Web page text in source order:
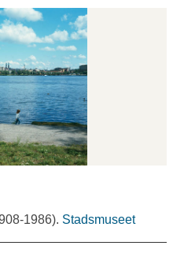
1986). Stadsmuseet